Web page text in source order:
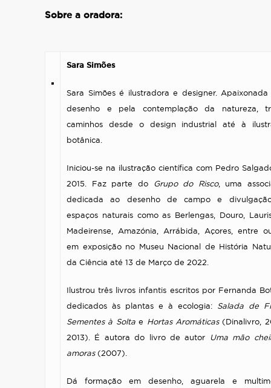
Sobre a oradora:
Sara Simões
Sara Simões é ilustradora e designer. Apaixonada
desenho e pela contemplação da natureza,
caminhos desde o design industrial até à
botânica.
Iniciou-se na ilustração científica com Pedro
2015. Faz parte do
Grupo do Risco, uma
dedicada ao desenho de campo e
espaços naturais como as Berlengas, Douro,
Madeirense, Amazónia, Arrábida, Açores, entre
em exposição no Museu Nacional de História
da Ciência até 13 de Março de 2022.
Ilustrou três livros infantis escritos por Fernanda
dedicados às plantas e à ecologia: Salada de
Sementes à Soltae Hortas Aromáticas(Dinalivro,
2013). É autora do livro de autor
Uma mão
amoras(2007).
Dá formação em desenho, aguarela e